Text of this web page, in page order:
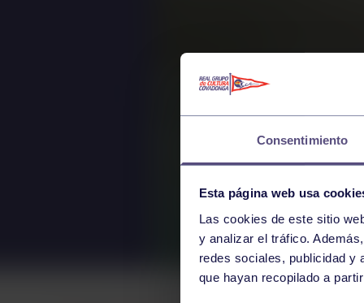
Consentimiento
Esta página web usa
Las cookies de este sitio
y analizar el tráfico.
redes sociales, publicidad y
que hayan recopilado a